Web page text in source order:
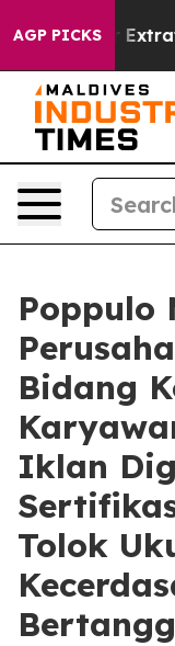
AGP PICKS
for
Poppulo
Bidang
Iklan
Tolok